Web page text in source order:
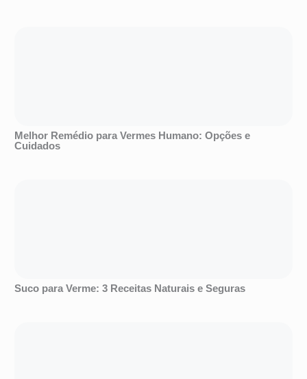
Melhor Remédio para Vermes Humano: Opções e
Cuidados
Suco para Verme: 3 Receitas Naturais e Seguras